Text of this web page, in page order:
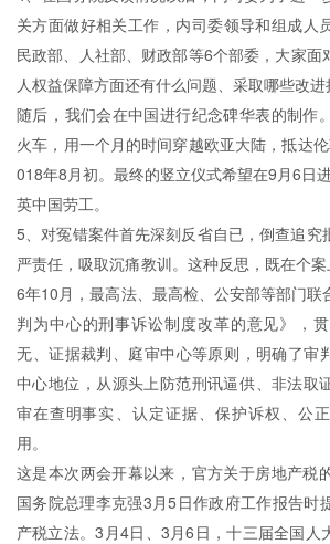
关方面做好相关工作，内司委领导和组成人员
民政部、人社部、财政部等6个部委，大家
人权益保障方面还有什么问题、采取哪些改进措
随后，我们会在中国进行纪念碑华表的制作
火车，用一个月的时间穿越欧亚大陆，抵达
018年8月初。最终的竖立仪式希望在9月6日
英中国劳工。
5、对冤错案件首先深刻反省自已，倒查追究
严责任，吸取沉痛教训。这种反思，既在个案
6年10月，最高法、最高检、公安部等
判为中心的刑事诉讼制度改革的意见》，
无、证据裁判、庭审中心等原则，明确
中心地位，从源头上防范刑讯逼供、非法取
审在查明事实、认定证据、保护诉权
用。
这是本次两会开幕以来，官方关于房地产税的第四
国务院总理李克强3月5日作政府工作报告时提
产税立法。3月4日、3月6日，十三届全